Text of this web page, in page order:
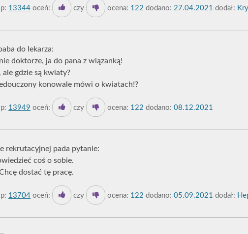
13344 oceń: czy ocena: 122 dodano: 27.04.2021 dodał:
do lekarza:
doktorze, ja do pana z wiązanką!
ale gdzie są kwiaty?
konowale mówi o kwiatach!?
13949 oceń: czy ocena: 122 dodano: 08.12.2021
rekrutacyjnej pada pytanie:
coś o sobie.
dostać tę pracę.
13704 oceń: czy ocena: 122 dodano: 05.09.2021 dodał: